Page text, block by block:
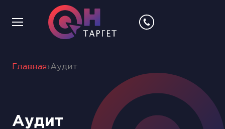
Главная ›Аудит
Аудит